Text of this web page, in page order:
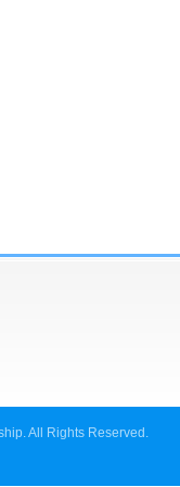
All Rights Reserved.